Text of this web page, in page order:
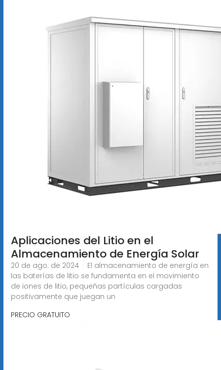
Aplicaciones del Litio en el
Almacenamiento de Energía Solar
20 de ago. de 2024 · El almacenamiento de energía en
las baterías de litio se fundamenta en el movimiento
de iones de litio, pequeñas partículas cargadas
positivamente que juegan un
PRECIO GRATUITO